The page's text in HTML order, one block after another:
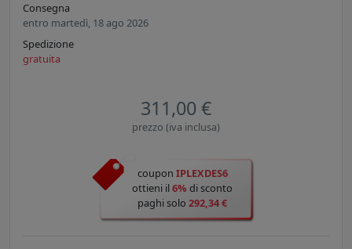
Consegna
entro martedì, 18 ago 2026
Spedizione
gratuita
311,00 €
prezzo (iva inclusa)
coupon IPLEXDES6
ottieni il6% di sconto
paghi solo 292,34 €